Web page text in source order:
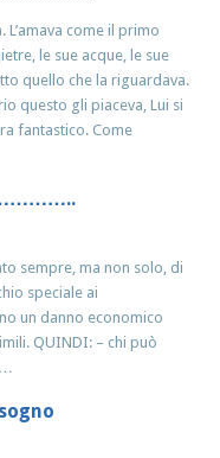
L’amava come il primo
le sue acque, le sue
quello che la riguardava.
questo gli piaceva, Lui si
fantastico. Come
sempre, ma non solo, di
speciale ai
un danno economico
QUINDI: – chi può
…